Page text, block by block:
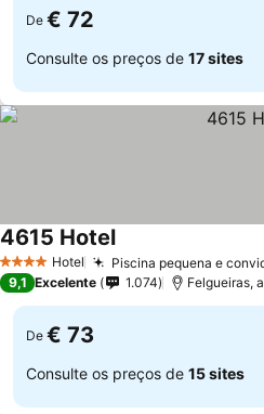
De € 72
Consulte os preços de 17 sites
4 EstrelasHotel Piscina pequena e
4615 Hotel
9,1 Excelente 1.074 Felgueiras,
De € 73
Consulte os preços de 15 sites